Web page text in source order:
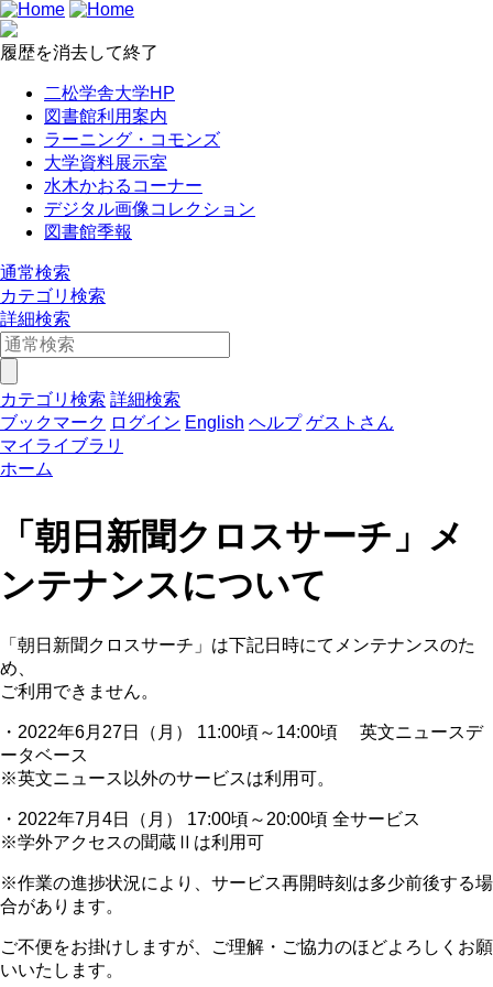
履歴を消去して終了
二松学舎大学HP
図書館利用案内
ラーニング・コモンズ
大学資料展示室
水木かおるコーナー
デジタル画像コレクション
図書館季報
通常検索
カテゴリ検索
詳細検索
カテゴリ検索 詳細検索
ブックマーク ログイン English ヘルプ ゲストさん
マイライブラリ
ホーム
「朝日新聞クロスサーチ」メ
ンテナンスについて
「朝日新聞クロスサーチ」は下記日時にてメンテナンスのた
め、
ご利用できません。
・2022年6月27日（月） 11:00頃～14:00頃 英文ニュースデ
ータベース
※英文ニュース以外のサービスは利用可。
・2022年7月4日（月） 17:00頃～20:00頃 全サービス
※学外アクセスの聞蔵Ⅱは利用可
※作業の進捗状況により、サービス再開時刻は多少前後する場
合があります。
ご不便をお掛けしますが、ご理解・ご協力のほどよろしくお願
いいたします。